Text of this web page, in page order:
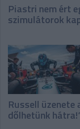
Piastri nem ért
szimulátorok
Russell üzenete
dőlhetünk